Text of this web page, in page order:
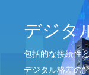
デジタ
包括的な接続性
デジタル格差の